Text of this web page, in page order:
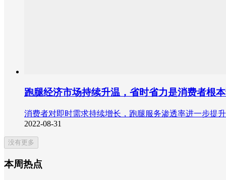
跑腿经济市场持续升温，省时省力是消费者根
消费者对即时需求持续增长，跑腿服务渗透率进一步提
2022-08-31
没有更多
本周热点